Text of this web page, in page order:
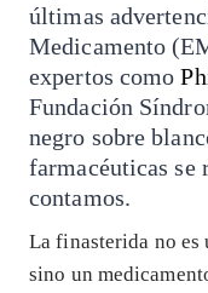
últimas
Medicamento
expertos como
Fundación
negro sobre
farmacéuticas se
contamos.
La finasterida no
sino un